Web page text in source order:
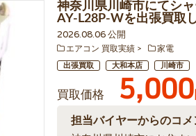
神奈川県川崎市にてシ
AY-L28P-Wを出張買取
2026.08.06 公開
エアコン 買取実績 家電
出張買取 大和本店 川崎市
買取価格 5,000
担当バイヤーからのコメ